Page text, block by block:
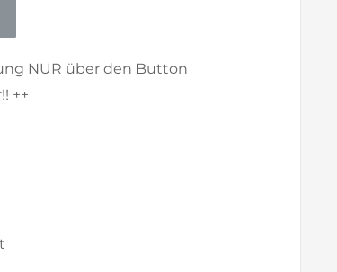
NUR über den Button
++